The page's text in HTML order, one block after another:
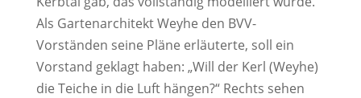
Als Gartenarchitekt Weyhe den BVV-
Vorständen seine Pläne erläuterte, soll ein
Vorstand geklagt haben: „Will der Kerl (Weyhe)
die Teiche in die Luft hängen?“ Rechts sehen